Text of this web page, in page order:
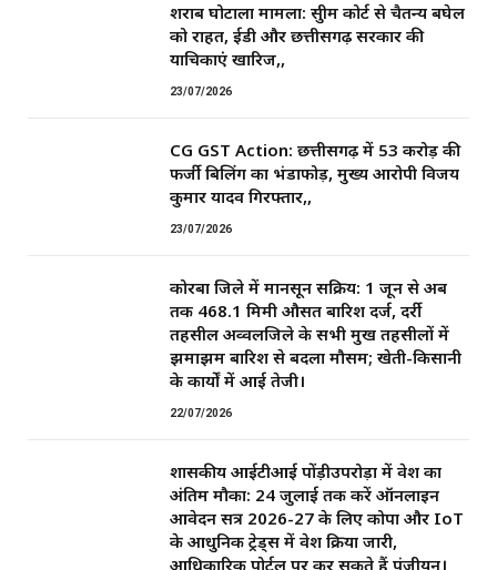
शराब घोटाला मामला: सुप्रीम कोर्ट से चैतन्य बघेल
को राहत, ईडी और छत्तीसगढ़ सरकार की
याचिकाएं खारिज,,
23/07/2026
CG GST Action: छत्तीसगढ़ में 53 करोड़ की
फर्जी बिलिंग का भंडाफोड़, मुख्य आरोपी विजय
कुमार यादव गिरफ्तार,,
23/07/2026
कोरबा जिले में मानसून सक्रिय: 1 जून से अब
तक 468.1 मिमी औसत बारिश दर्ज, दर्री
तहसील अव्वलजिले के सभी प्रमुख तहसीलों में
झमाझम बारिश से बदला मौसम; खेती-किसानी
के कार्यों में आई तेजी।
22/07/2026
शासकीय आईटीआई पोंड़ीउपरोड़ा में प्रवेश का
अंतिम मौका: 24 जुलाई तक करें ऑनलाइन
आवेदन सत्र 2026-27 के लिए कोपा और IoT
के आधुनिक ट्रेड्स में प्रवेश प्रक्रिया जारी,
आधिकारिक पोर्टल पर कर सकते हैं पंजीयन।